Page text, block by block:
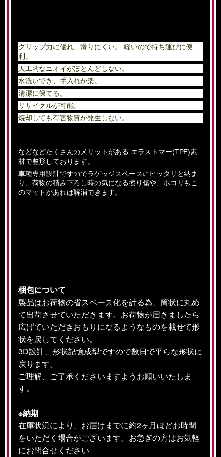
グリップ力に優れ、滑りにくい。
軽いので持ち運びに便
利。
人工的なニオイがほとんどしない。
水洗いでき、手入れが楽。
清潔に保てる。
リサイクルが可能。
焼却しても有害物質が発生しない。
などなどたくさんのメリットがある エラストマー(TPE)素
材で整形しております。
車種専用設計ですのでラゲッジスペースにピッタリと納ま
り、荷物の積み下ろし時の気になる擦り傷や、ホコリもこ
のマットがあれば解消できます。
梱包について
製品はお荷物の省スペース化を計る為、筒状に丸め
て出荷させていただきます。お荷物が届きましたら
広げていただきおもりになるようなものを載せて形
状を戻してください。
3D設計、形状記憶成型ですので数日で平らな形状に
戻ります。
ご理解、ご了承くださいますようお願いいたしま
す。
※納期
在庫状況により、お届けまでに約2ヶ月ほどお時間
をいただく場合がございます。お急ぎの方はお気軽
にお問合せください